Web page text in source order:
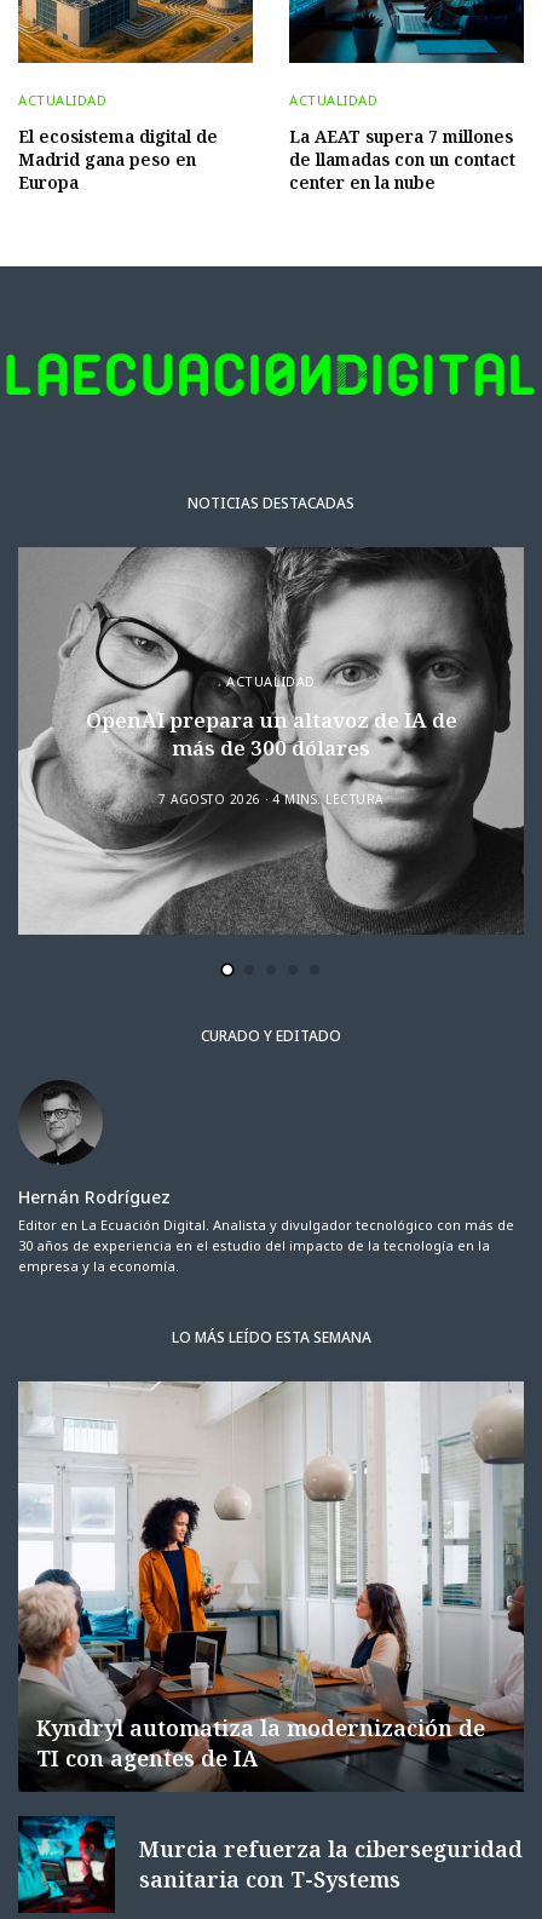
ACTUALIDAD
El ecosistema digital de
Madrid gana peso en
Europa
ACTUALIDAD
La AEAT supera 7 millones
de llamadas con un contact
center en la nube
NOTICIAS DESTACADAS
ACTUALIDAD
OpenAI prepara un altavoz de IA de
más de 300 dólares
7 AGOSTO 2026 4 MINS. LECTURA
CURADO Y EDITADO
Hernán Rodríguez
Editor en La Ecuación Digital. Analista y divulgador tecnológico con más de
30 años de experiencia en el estudio del impacto de la tecnología en la
empresa y la economía.
LO MÁS LEÍDO ESTA SEMANA
Kyndryl automatiza la modernización de
TI con agentes de IA
Murcia refuerza la ciberseguridad
sanitaria con T-Systems